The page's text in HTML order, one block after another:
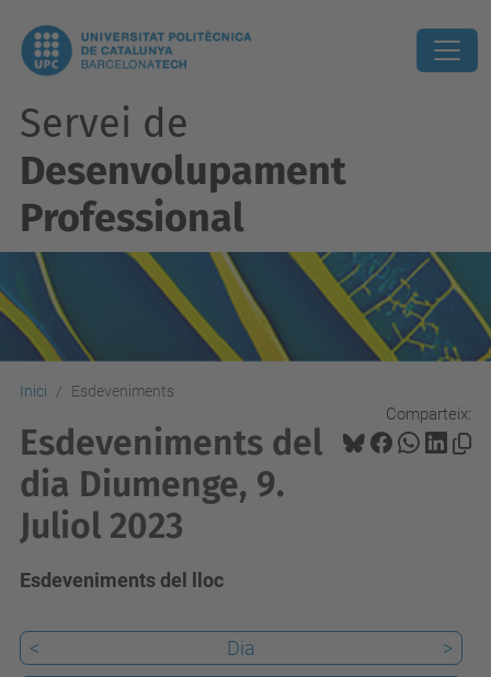
Servei de
Desenvolupament
Professional
Inici Esdeveniments
Comparteix:
Esdeveniments del
dia Diumenge, 9.
Juliol 2023
Esdeveniments del lloc
< Dia
>